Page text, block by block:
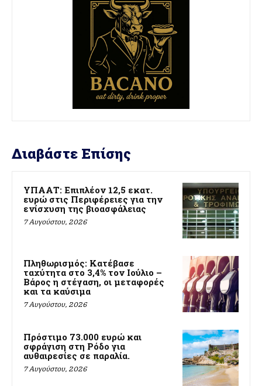
Διαβάστε Επίσης
ΥΠΑΑΤ: Επιπλέον 12,5 εκατ.
ευρώ στις Περιφέρειες για την
ενίσχυση της βιοασφάλειας
7 Αυγούστου, 2026
Πληθωρισμός: Κατέβασε
ταχύτητα στο 3,4% τον Ιούλιο –
Βάρος η στέγαση, οι μεταφορές
και τα καύσιμα
7 Αυγούστου, 2026
Πρόστιμο 73.000 ευρώ και
σφράγιση στη Ρόδο για
αυθαιρεσίες σε παραλία.
7 Αυγούστου, 2026